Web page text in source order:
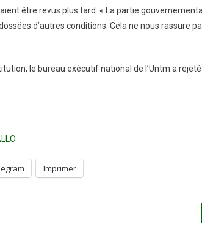
être revus plus tard. « La partie
d’autres conditions. Cela ne nous rassure
le bureau exécutif national de l’Untm a
Imprimer